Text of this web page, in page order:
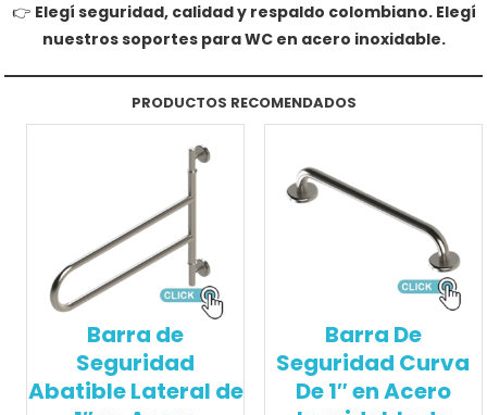
👉 Elegí seguridad, calidad y respaldo colombiano. Elegí
nuestros soportes para WC en acero inoxidable.
PRODUCTOS RECOMENDADOS
Barra de
Seguridad
Abatible Lateral de
Barra De
Seguridad Curva
De 1″ en Acero